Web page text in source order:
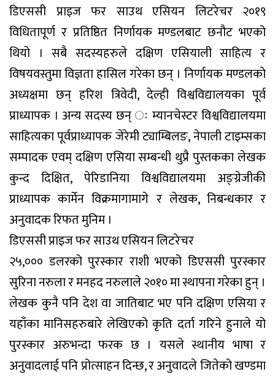
डिएससी प्राइज फर साउथ एसियन लिटरेचर २०१९
विधितापूर्ण र प्रतिष्ठित निर्णायक मण्डलबाट छनौट भएको
थियो । सबै सदस्यहरुले दक्षिण एसियाली साहित्य र
विषयवस्तुमा विज्ञता हासिल गरेका छन् । निर्णायक मण्डलको
अध्यक्षमा छन् हरिश त्रिवेदी, देल्ही विश्वविद्यालयका पूर्व
प्राध्यापक । अन्य सदस्य छन् ः म्यानचेस्टर विश्वविद्यालयमा
साहित्यका पूर्वप्राध्यापक जेरेमी ट्याम्बिलङ, नेपाली टाइम्सका
सम्पादक एवम् दक्षिण एसिया सम्बन्धी थुप्रै पुस्तकका लेखक
कुन्द दिक्षित, पेरिडानिया विश्वविद्यालयमा अङ्ग्रेजीकी
प्राध्यापक कार्मेन विक्रमागामागे र लेखक, निबन्धकार र
अनुवादक रिफत मुनिम ।
डिएससी प्राइज फर साउथ एसियन लिटरेचर
२५,००० डलरको पुरस्कार राशी भएको डिएससी पुरस्कार
सुरिना नरुला र मनहद नरुलाले २०१० मा स्थापना गरेका हुन् ।
लेखक कुनै पनि देश वा जातिबाट भए पनि दक्षिण एसिया र
यहाँका मानिसहरुबारे लेखिएको कृति दर्ता गरिने हुनाले यो
पुरस्कार अरुभन्दा फरक छ । यसले स्थानीय भाषा र
अनुवादलाई पनि प्रोत्साहन दिन्छ, र अनुवादले जितेको खण्डमा